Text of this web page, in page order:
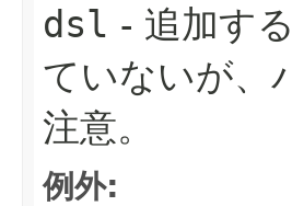
dsl - 追加する
ていないが、
注意。
例外: